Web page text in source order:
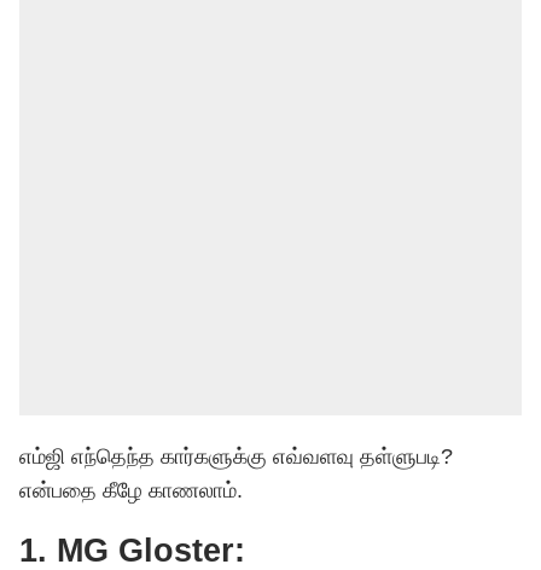
எம்ஜி எந்தெந்த கார்களுக்கு எவ்வளவு தள்ளுபடி?
என்பதை கீழே காணலாம்.
1. MG Gloster: